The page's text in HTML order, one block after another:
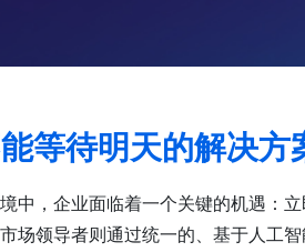
等待明天的解决方
中，企业面临着一个关键的机遇：
场领导者则通过统一的、基于人工